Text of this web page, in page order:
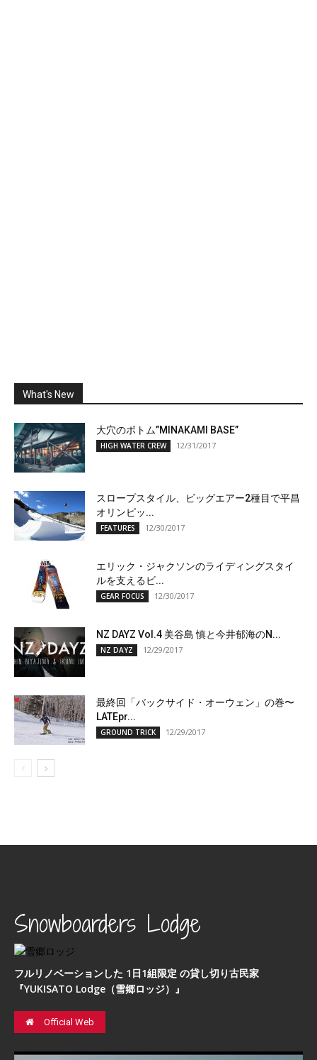
What's New
大穴のボトム”MINAKAMI BASE”
HIGH WATER CREW 12/31/2017
スロープスタイル、ビッグエアー2種目で平昌
オリンピッ...
FEATURES 12/30/2017
エリック・ジャクソンのライディングスタイ
ルを支えるビ...
GEAR FOCUS 12/30/2017
NZ DAYZ Vol.4 美谷島 慎と今井郁海のN...
NZ DAYZ 12/29/2017
最終回「バックサイド・オーウェン」の巻〜
LATEpr...
GROUND TRICK 12/29/2017
Snowboarders Lodge
フルリノベーションした 1日1組限定 の貸し切り古民家
『YUKISATO Lodge（雪郷ロッジ）』
Official Web